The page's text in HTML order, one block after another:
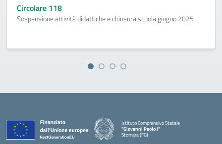
Circolare 118
Sospensione attività didattiche e chiusura scuola giugno 2025
Istituto Comprensivo Statale
"Giovanni Paolo I"
Stornara (FG)